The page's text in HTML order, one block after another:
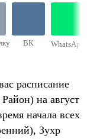
ВК WhatsApp
расписание
на август
начала всех
Зухр